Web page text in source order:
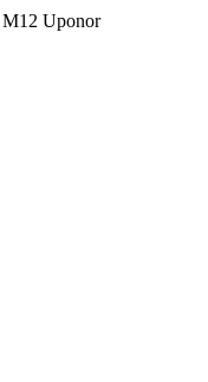
М12 Uponor